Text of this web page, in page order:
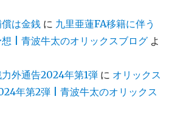
は金銭 に 九里亜蓮FA移籍に伴う
| 青波牛太のオリックスブログ よ
外通告2024年第1弾 に オリックス
年第2弾 | 青波牛太のオリックス